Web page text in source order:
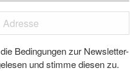
Bedingungen zur Newsletter-
und stimme diesen zu.